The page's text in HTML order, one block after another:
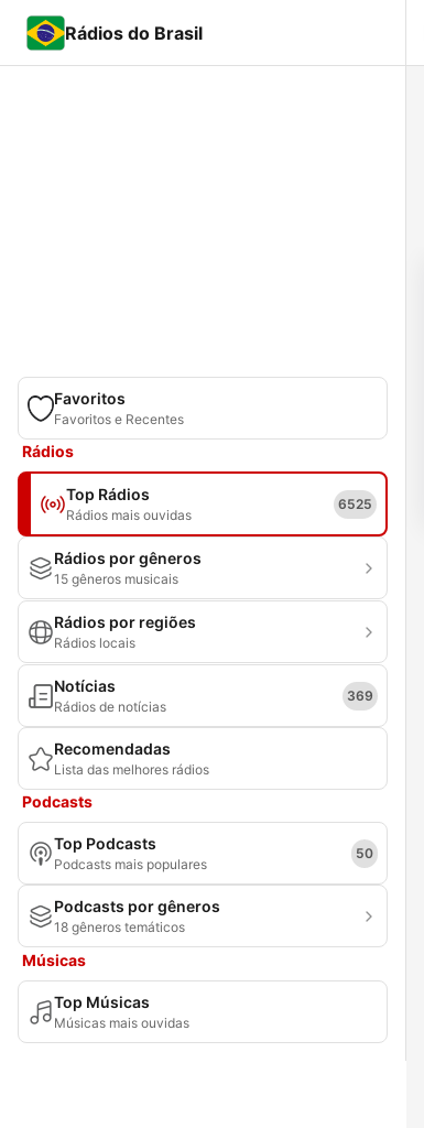
Rádios do Brasil
Favoritos
Favoritos e Recentes
Rádios
Top Rádios
Rádios mais ouvidas
6525
Rádios por gêneros
15 gêneros musicais
Rádios por regiões
Rádios locais
Notícias
Rádios de notícias
369
Recomendadas
Lista das melhores rádios
Podcasts
Top Podcasts
Podcasts mais populares
50
Podcasts por gêneros
18 gêneros temáticos
Músicas
Top Músicas
Músicas mais ouvidas